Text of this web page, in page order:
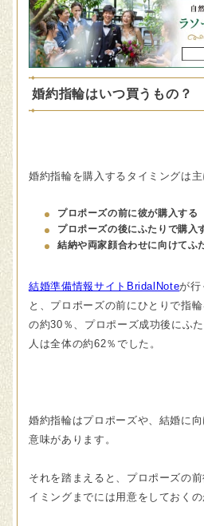
婚約指輪はいつ買うもの？
婚約指輪を購入するタイミングは主
プロポーズの前に彼が購入する
プロポーズの後にふたりで購入
結納や両家顔合わせに向けてふ
結婚準備情報サイトBridalNoteが行
と、プロポーズの前にひとりで指
の約30％、プロポーズ成功後にふ
人は全体の約62％でした。
婚約指輪はプロポーズや、結婚に
意味があります。
それを踏まえると、プロポーズの
イミングまでには用意をしておくの